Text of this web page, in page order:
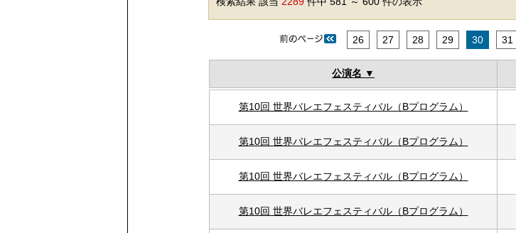
26 27 28 29 30 31
公演名
第10回 世界バレエフェスティバル（Bプログラム）
第10回 世界バレエフェスティバル（Bプログラム）
第10回 世界バレエフェスティバル（Bプログラム）
第10回 世界バレエフェスティバル（Bプログラム）